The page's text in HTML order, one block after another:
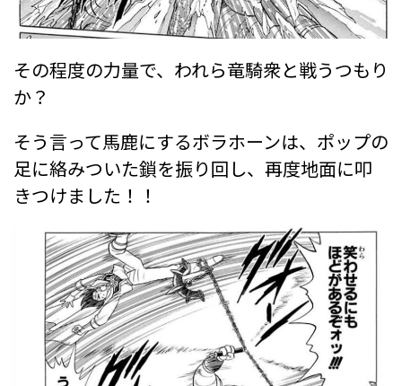
その程度の力量で、われら竜騎衆と戦うつもり
か？
そう言って馬鹿にするボラホーンは、ポップの
足に絡みついた鎖を振り回し、再度地面に叩
きつけました！！